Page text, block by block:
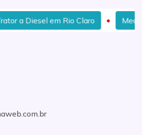
a Diesel em Rio Claro